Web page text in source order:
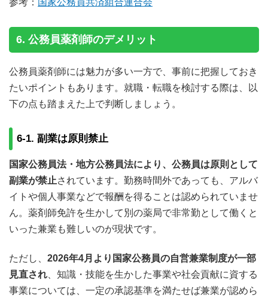
参考： 国家公務員共済組合連合会
6. 公務員薬剤師のデメリット
公務員薬剤師には魅力が多い一方で、事前に把握しておき
たいポイントもあります。就職・転職を検討する際は、以
下の点も踏まえた上で判断しましょう。
6-1. 副業は原則禁止
国家公務員法・地方公務員法により、公務員は原則として
副業が禁止されています。勤務時間外であっても、アルバ
イトや個人事業などで報酬を得ることは認められていませ
ん。薬剤師免許を生かして別の薬局で非常勤として働くと
いった兼業も難しいのが現状です。
ただし、 2026年4月より国家公務員の自営兼業制度が一部
見直され 、知識・技能を生かした事業や社会貢献に資する
事業については、一定の承認基準を満たせば兼業が認めら